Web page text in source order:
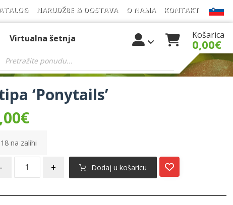
NARUDŽBE & DOSTAVA O NAMA KONTAKT
Virtualna šetnja Košarica
0,00€
‘Ponytails’
€
18 na zalihi
- + Dodaj u košaricu